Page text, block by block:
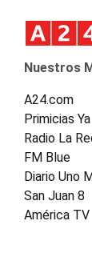
Nuestros
A24.com
Primicias Ya
Radio La
FM Blue
Diario Uno
San Juan 8
América TV